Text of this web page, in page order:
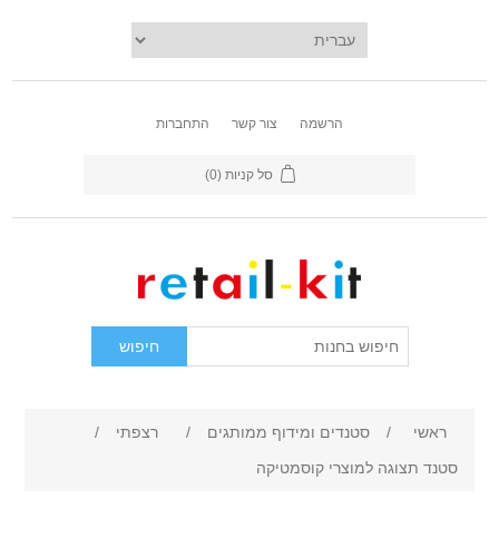
הרשמה צור קשר התחברות
סל קניות (0)
ראשי / סטנדים ומידוף ממותגים / רצפתי
/
סטנד תצוגה למוצרי קוסמטיקה